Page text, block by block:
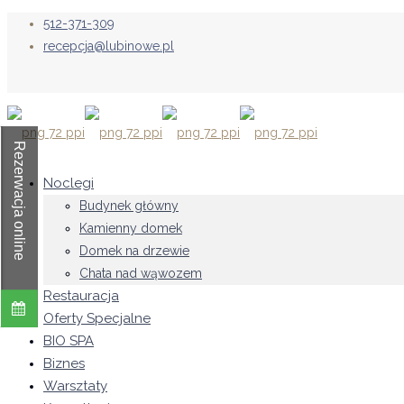
Rezerwacja online
512-371-309
recepcja@lubinowe.pl
Noclegi
Budynek główny
Kamienny domek
Domek na drzewie
Chata nad wąwozem
Restauracja
Oferty Specjalne
BIO SPA
Biznes
Warsztaty